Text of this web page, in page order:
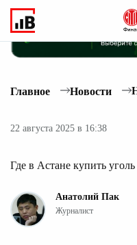
Главное Новости
22 августа 2025 в 16:38
Где в Астане купить
Анатолий Пак
Журналист